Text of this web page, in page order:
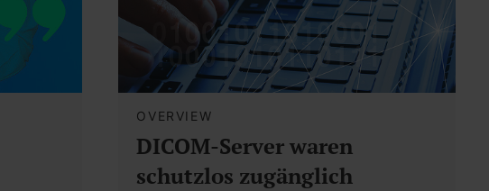
OVERVIEW
DICOM-Server waren
schutzlos zugänglich